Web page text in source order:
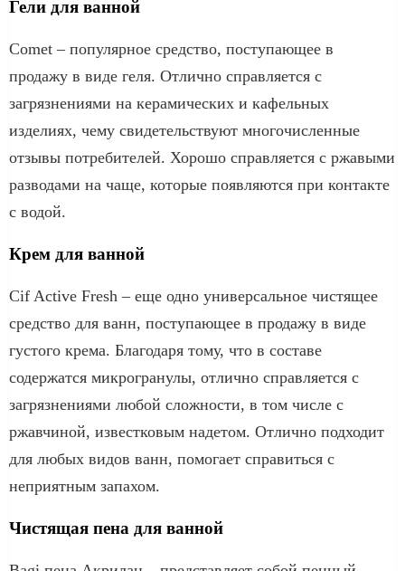
Гели для ванной
Comet – популярное средство, поступающее в
продажу в виде геля. Отлично справляется с
загрязнениями на керамических и кафельных
изделиях, чему свидетельствуют многочисленные
отзывы потребителей. Хорошо справляется с ржавыми
разводами на чаще, которые появляются при контакте
с водой.
Крем для ванной
Cif Active Fresh – еще одно универсальное чистящее
средство для ванн, поступающее в продажу в виде
густого крема. Благодаря тому, что в составе
содержатся микрогранулы, отлично справляется с
загрязнениями любой сложности, в том числе с
ржавчиной, известковым надетом. Отлично подходит
для любых видов ванн, помогает справиться с
неприятным запахом.
Чистящая пена для ванной